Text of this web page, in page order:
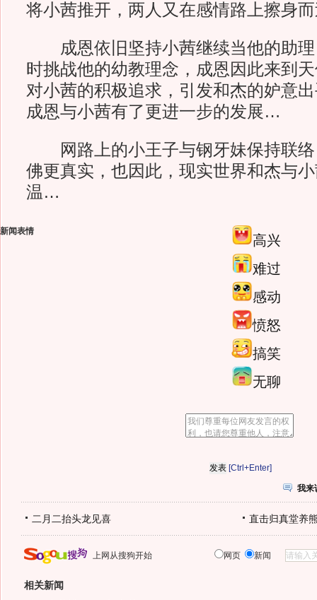
将小茜推开，两人又在感情路上擦身
成恩依旧坚持小茜继续当他的助理
时挑战他的幼教理念，成恩因此来到
对小茜的积极追求，引发和杰的妒意
成恩与小茜有了更进一步的发展…
网路上的小王子与钢牙妹保持联络
佛更真实，也因此，现实世界和杰与
温…
新闻表情
高兴
难过
感动
愤怒
搞笑
无聊
[Ctrl+Enter]
我来
二月二抬头龙见喜 直击归真堂养
上网从搜狗开始 网页 新闻
相关新闻